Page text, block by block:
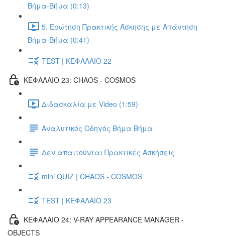
Βήμα-Βήμα (0:13)
5. Ερώτηση Πρακτικής Άσκησης με Απάντηση
Βήμα-Βήμα (0:41)
TEST | ΚΕΦΑΛΑΙΟ 22
ΚΕΦΑΛΑΙΟ 23: CHAOS - COSMOS
Διδασκαλία με Video (1:59)
Αναλυτικός Οδηγός Βήμα Βήμα
Δεν απαιτούνται Πρακτικές Ασκήσεις
mini QUIZ | CHAOS - COSMOS
TEST | ΚΕΦΑΛΑΙΟ 23
ΚΕΦΑΛΑΙΟ 24: V-RAY APPEARANCE MANAGER -
OBJECTS